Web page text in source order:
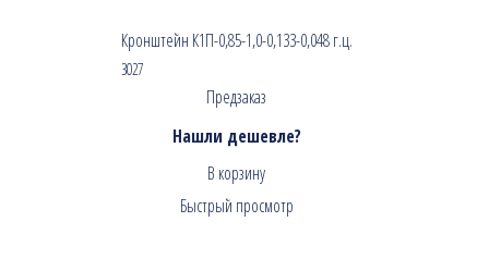
Кронштейн К1П-0,85-1,0-0,133-0,048 г.ц.
3027
Предзаказ
Нашли дешевле?
В корзину
Быстрый просмотр